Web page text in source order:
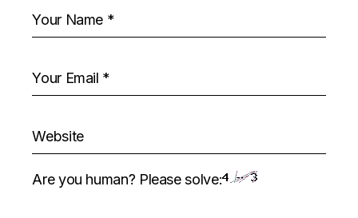
Are you human? Please solve: